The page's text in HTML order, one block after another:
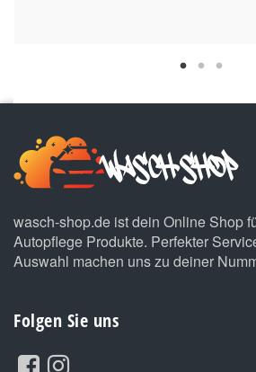
wasch-shop.de ist dein Online Shop
Autopflege Produkte. Perfekter
Auswahl machen uns zu deiner
Folgen Sie uns